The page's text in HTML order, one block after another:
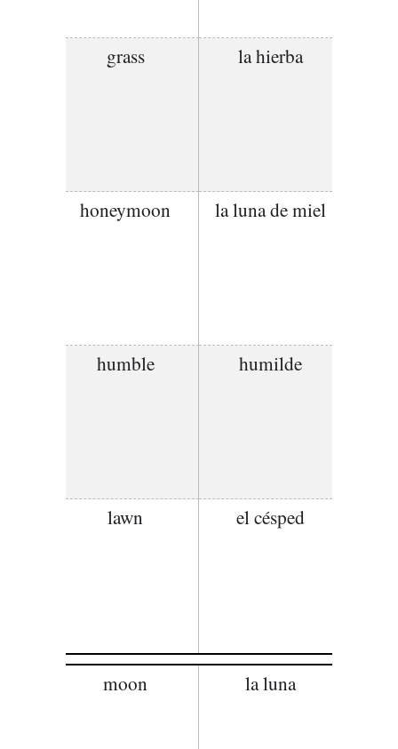
grass la hierba
honeymoon la luna de miel
humble humilde
lawn el césped
moon la luna